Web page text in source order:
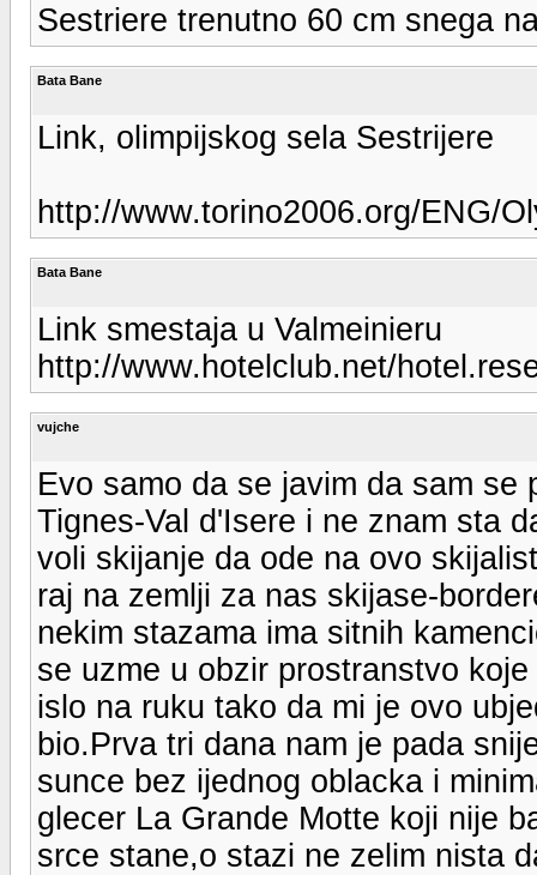
Sestriere trenutno 60 cm snega
Bata Bane
Link, olimpijskog sela Sestrijere
http://www.torino2006.org/ENG/
Bata Bane
Link smestaja u Valmeinieru
http://www.hotelclub.net/
vujche
Evo samo da se javim da sam
Tignes-Val d'Isere i ne znam sta
voli skijanje da ode na ovo
raj na zemlji za nas skijase-
nekim stazama ima sitnih
se uzme u obzir prostranstvo
islo na ruku tako da mi je ovo
bio.Prva tri dana nam je pada
sunce bez ijednog oblacka i
glecer La Grande Motte koji nije
srce stane,o stazi ne zelim nista